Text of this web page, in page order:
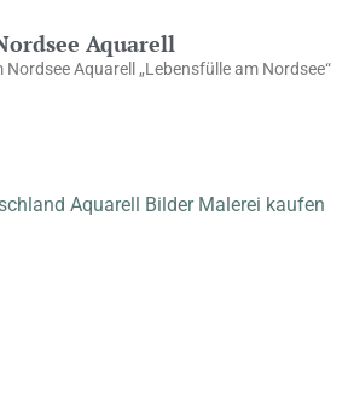
Aquarell
Aquarell „Lebensfülle am Nordsee“